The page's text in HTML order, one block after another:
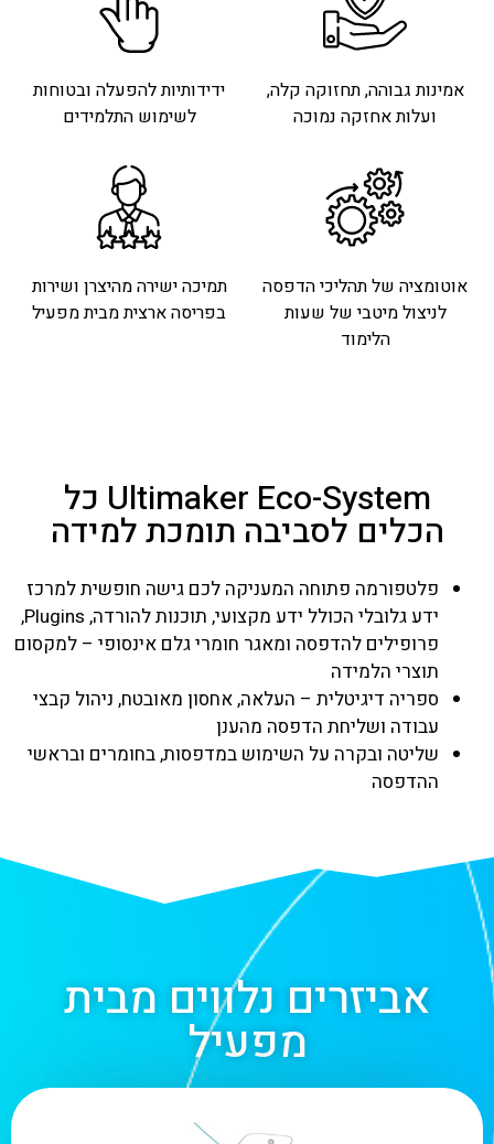
אמינות גבוהה, תחזוקה קלה,
ועלות אחזקה נמוכה
ידידותיות להפעלה ובטוחות
לשימוש התלמידים
אוטומציה של תהליכי הדפסה
לניצול מיטבי של שעות
הלימוד
תמיכה ישירה מהיצרן ושירות
בפריסה ארצית מבית מפעיל
Ultimaker Eco-System כל
הכלים לסביבה תומכת למידה
פלטפורמה פתוחה המעניקה לכם גישה חופשית למרכז
ידע גלובלי הכולל ידע מקצועי, תוכנות להורדה, Plugins,
פרופילים להדפסה ומאגר חומרי גלם אינסופי – למקסום
תוצרי הלמידה
ספריה דיגיטלית – העלאה, אחסון מאובטח, ניהול קבצי
עבודה ושליחת הדפסה מהענן
שליטה ובקרה על השימוש במדפסות, בחומרים ובראשי
ההדפסה
אביזרים נלווים מבית
מפעיל